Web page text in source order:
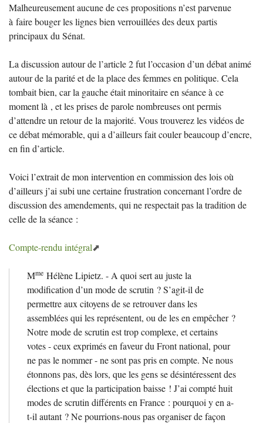
Malheureusement aucune de ces propositions n’est parvenue
à faire bouger les lignes bien verrouillées des deux partis
principaux du Sénat.
La discussion autour de l’article 2 fut l’occasion d’un débat animé
autour de la parité et de la place des femmes en politique. Cela
tombait bien, car la gauche était minoritaire en séance à ce
moment là , et les prises de parole nombreuses ont permis
d’attendre un retour de la majorité. Vous trouverez les vidéos de
ce débat mémorable, qui a d’ailleurs fait couler beaucoup d’encre,
en fin d’article.
Voici l’extrait de mon intervention en commission des lois où
d’ailleurs j’ai subi une certaine frustration concernant l’ordre de
discussion des amendements, qui ne respectait pas la tradition de
celle de la séance :
Compte-rendu intégral
Mme Hélène Lipietz. - A quoi sert au juste la
modification d’un mode de scrutin ? S’agit-il de
permettre aux citoyens de se retrouver dans les
assemblées qui les représentent, ou de les en empêcher ?
Notre mode de scrutin est trop complexe, et certains
votes - ceux exprimés en faveur du Front national, pour
ne pas le nommer - ne sont pas pris en compte. Ne nous
étonnons pas, dès lors, que les gens se désintéressent des
élections et que la participation baisse ! J’ai compté huit
modes de scrutin différents en France : pourquoi y en a-
t-il autant ? Ne pourrions-nous pas organiser de façon